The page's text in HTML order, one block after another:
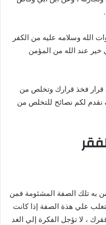
الله وسلامه عليه من الكفر
خير عند الله من المؤمن
قرار فخذ قرارك وتخلص من
لكم نصائح للتخلص من
به تلك الصفة المشئومة فمن
علي هذة الصفة إذا كانت
، لا تؤجل الفكرة إلي الغد